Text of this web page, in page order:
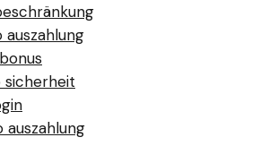
auszahlung
auszahlung